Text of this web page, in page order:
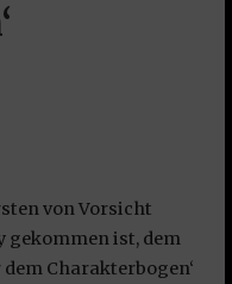
von Vorsicht
gekommen ist, dem
Charakterbogen‘